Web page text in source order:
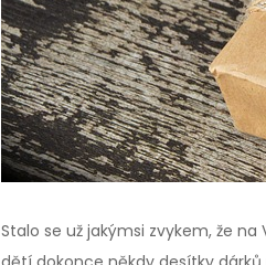
Stalo se už jakýmsi zvykem, že